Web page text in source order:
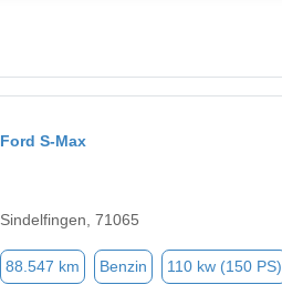
Ford S-Max
Sindelfingen, 71065
88.547 km Benzin 110 kw (150 PS)